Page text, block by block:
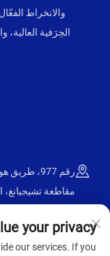
والانخراط
الحِرَفية العالية،
رقم 977،
مقاطعة تشيجيانغ،
your privacy
our services. If you